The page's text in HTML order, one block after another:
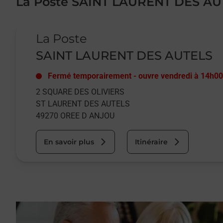
La Poste
SAINT LAURENT DES AUTELS
Fermé temporairement - ouvre vendredi à 14h00
2 SQUARE DES OLIVIERS
ST LAURENT DES AUTELS
49270 OREE D ANJOU
En savoir plus Itinéraire